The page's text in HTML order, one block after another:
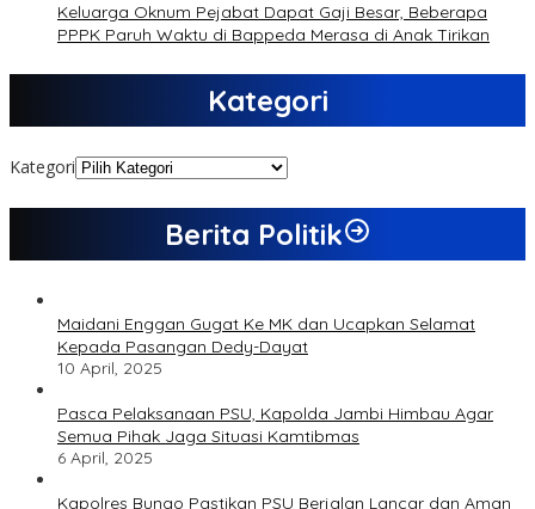
Keluarga Oknum Pejabat Dapat Gaji Besar, Beberapa
PPPK Paruh Waktu di Bappeda Merasa di Anak Tirikan
Kategori
Kategori
Berita Politik
Maidani Enggan Gugat Ke MK dan Ucapkan Selamat
Kepada Pasangan Dedy-Dayat
10 April, 2025
Pasca Pelaksanaan PSU, Kapolda Jambi Himbau Agar
Semua Pihak Jaga Situasi Kamtibmas
6 April, 2025
Kapolres Bungo Pastikan PSU Berjalan Lancar dan Aman